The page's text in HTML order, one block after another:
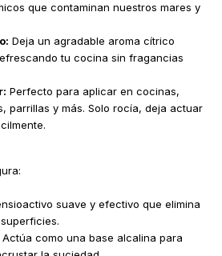
que contaminan nuestros mares y
Deja un agradable aroma cítrico
tu cocina sin fragancias
Perfecto para aplicar en cocinas,
parrillas y más. Solo rocía, deja actuar
suave y efectivo que elimina
Actúa como una base alcalina para